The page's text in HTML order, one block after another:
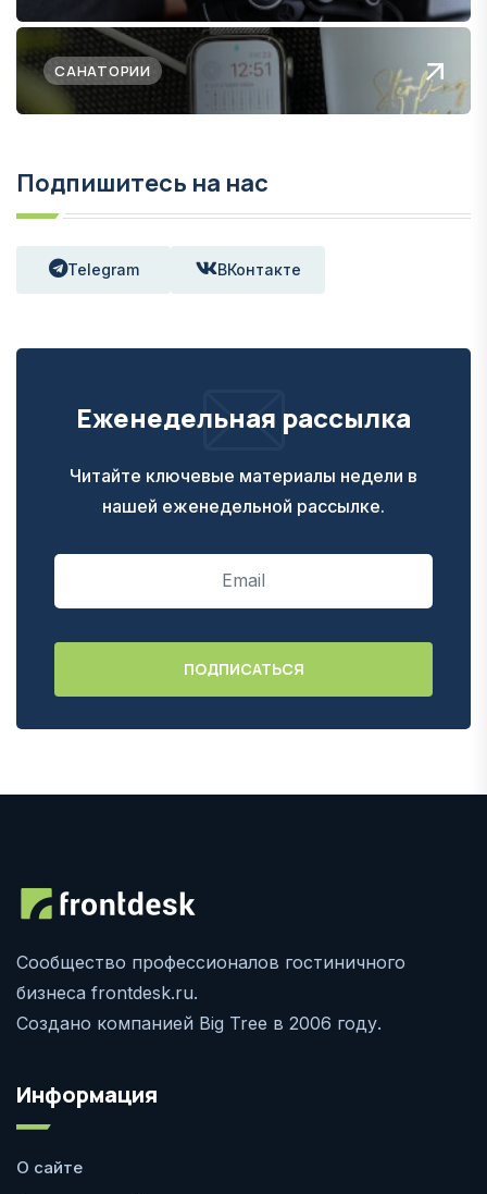
САНАТОРИИ
Подпишитесь на нас
Telegram ВКонтакте
Еженедельная рассылка
Читайте ключевые материалы недели в
нашей еженедельной рассылке.
Сообщество профессионалов гостиничного
бизнеса frontdesk.ru.
Создано компанией Big Tree в 2006 году.
Информация
О сайте